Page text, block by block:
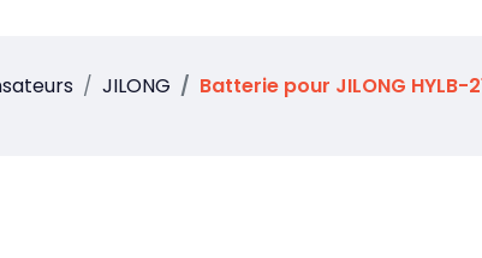
JILONG Batterie pour JILONG HYLB-